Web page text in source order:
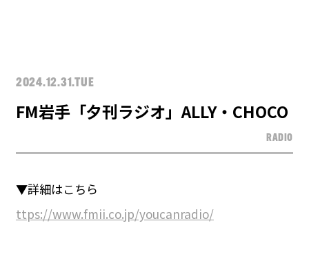
2024.12.31.TUE
FM岩手「夕刊ラジオ」ALLY・CHOCO
RADIO
▼詳細はこちら
ttps://www.fmii.co.jp/youcanradio/